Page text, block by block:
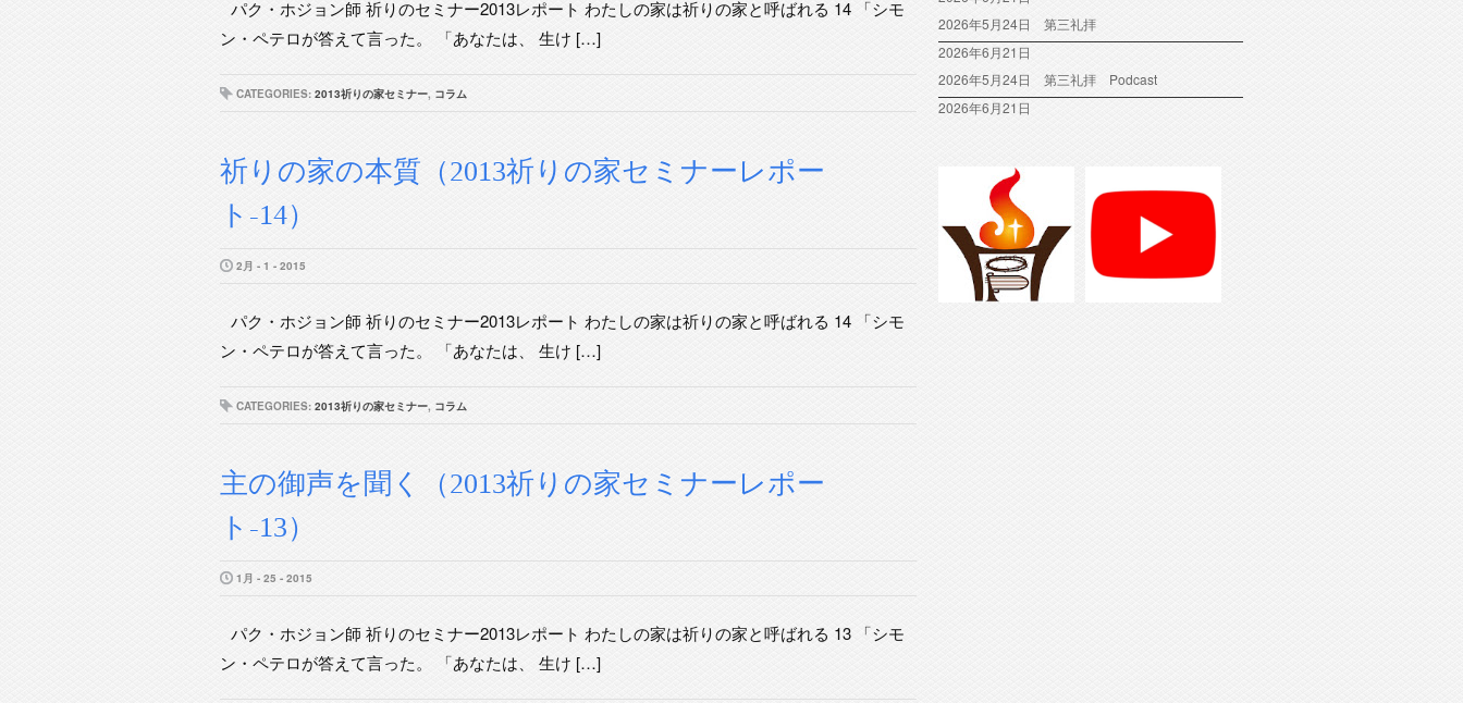
パク・ホジョン師 祈りのセミナー2013レポート わたしの家は祈りの家と呼ばれる 14 「シモ
ン・ペテロが答えて言った。 「あなたは、 生け […]
CATEGORIES: 2013祈りの家セミナー, コラム
祈りの家の本質（2013祈りの家セミナーレポー
ト-14）
2月 - 1 - 2015
パク・ホジョン師 祈りのセミナー2013レポート わたしの家は祈りの家と呼ばれる 14 「シモ
ン・ペテロが答えて言った。 「あなたは、 生け […]
CATEGORIES: 2013祈りの家セミナー, コラム
主の御声を聞く（2013祈りの家セミナーレポー
ト-13）
1月 - 25 - 2015
パク・ホジョン師 祈りのセミナー2013レポート わたしの家は祈りの家と呼ばれる 13 「シモ
ン・ペテロが答えて言った。 「あなたは、 生け […]
2026年5月24日 第三礼拝
2026年6月21日
2026年5月24日 第三礼拝 Podcast
2026年6月21日